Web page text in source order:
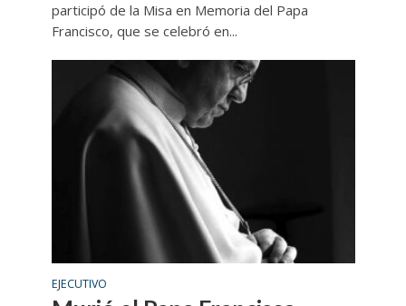
participó de la Misa en Memoria del Papa
Francisco, que se celebró en...
EJECUTIVO